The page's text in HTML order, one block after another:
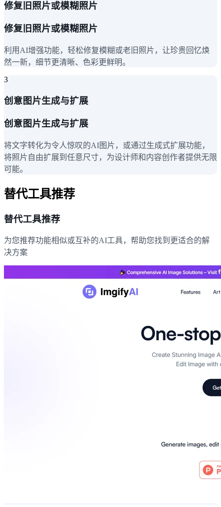
修复旧照片或模糊照片
修复旧照片或模糊照片
利用AI增强功能，轻松修复模糊或老旧照片，让珍贵回忆焕
然一新，细节更清晰、色彩更鲜明。
3
创意图片生成与扩展
创意图片生成与扩展
将文字转化为令人惊叹的AI图片，或通过生成式扩展功能，
将照片自由扩展到任意尺寸，为设计师和内容创作者提供无限
可能。
替代工具推荐
替代工具推荐
为您推荐功能相似或互补的AI工具，帮助您找到更适合的解
决方案